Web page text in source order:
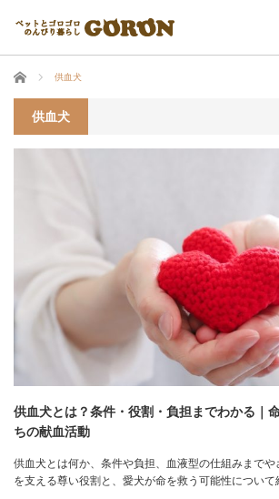
ホーム 供血犬
供血犬
供血犬とは？条件・役割・負担までわかる｜
ちの献血活動
供血犬とは何か、条件や負担、血液型の仕組みまでや
を支える尊い役割と、愛犬が命を救う可能性について